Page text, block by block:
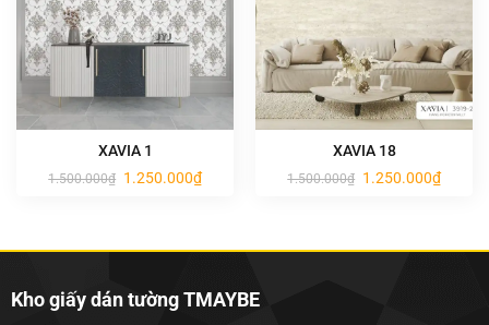
XAVIA 1
1.500.000₫ Giá
gốc
1.250.000₫Giá
hiện
XAVIA 18
1.500.000₫ Giá
gốc
1.250.000₫Giá
hiện
Kho giấy dán tường TMAYBE